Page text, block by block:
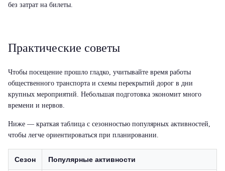
без затрат на билеты.
Практические советы
Чтобы посещение прошло гладко, учитывайте время работы
общественного транспорта и схемы перекрытий дорог в дни
крупных мероприятий. Небольшая подготовка экономит много
времени и нервов.
Ниже — краткая таблица с сезонностью популярных активностей,
чтобы легче ориентироваться при планировании.
Сезон Популярные активности